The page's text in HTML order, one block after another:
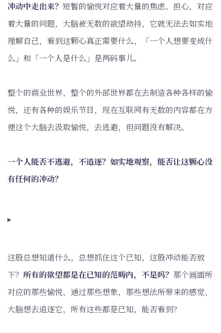
冲动中走出来？ 短暂的愉悦对应着大量的焦虑、担心，对应
着大量的问题，大脑被无数的欲望劫持，它就无法去如实地
理解自己，看到这颗心真正需要什么，「一个人想要变成什
么」和「一个人是什么」是两码事儿。
整个的商业世界，整个的外部世界都在去制造各种各样的愉
悦，还有各种的娱乐节目，现在互联网有无数的内容都在方
便这个大脑去汲取愉悦，去逃避，但问题没有解决。
一个人能否不逃避，不追逐？如实地观察，能否让这颗心没
有任何的冲动？
▸
这股总想知道什么，总想抓住这个已知，这股冲动能否放
下？ 所有的欲望都是在已知的范畴内，不是吗？ 那个画面所
对应的那些愉悦，通过那些想象，那些想法所带来的感觉，
大脑想去追逐它，所有这些都是已知，能否看到？